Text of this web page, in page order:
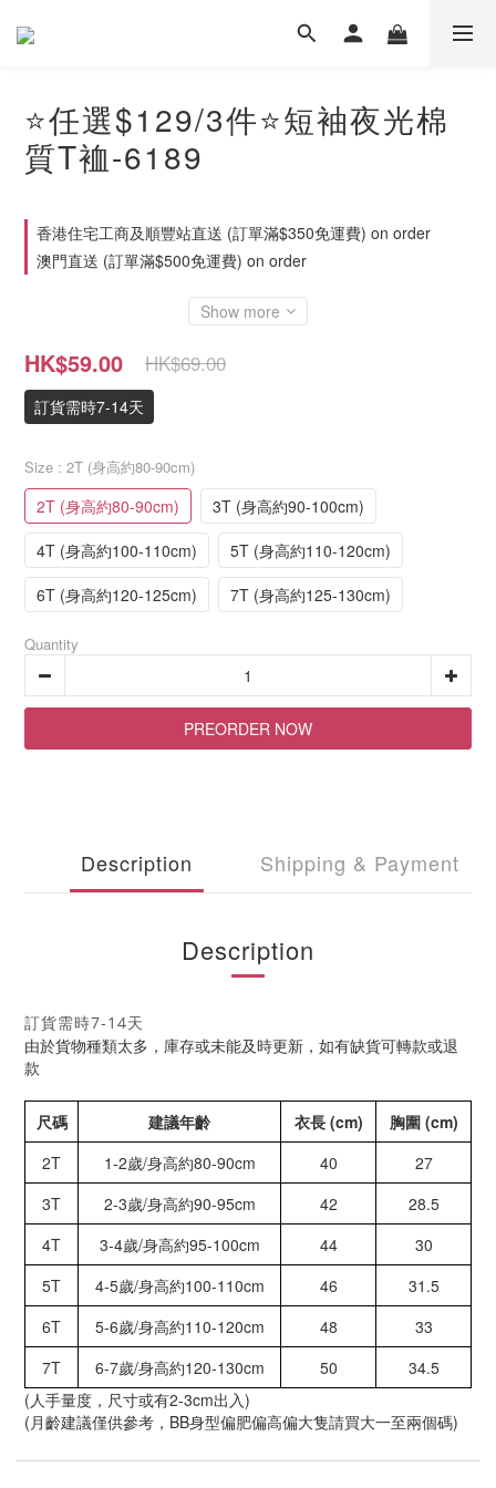
⭐任選$129/3件⭐短袖夜光棉
質T裇-6189
香港住宅工商及順豐站直送 (訂單滿$350免運費) on order
澳門直送 (訂單滿$500免運費) on order
Show more
HK$59.00 HK$69.00
訂貨需時7-14天
Size : 2T (身高約80-90cm)
2T (身高約80-90cm)
3T (身高約90-100cm)
4T (身高約100-110cm)
5T (身高約110-120cm)
6T (身高約120-125cm)
7T (身高約125-130cm)
Quantity
PREORDER NOW
Description Shipping & Payment
Description
訂貨需時7-14天
由於貨物種類太多，庫存或未能及時更新，如有缺貨可轉款或退
款
尺碼 建議年齡 衣長 (cm)
胸圍 (cm)
2T
1-2歲/身高約80-90cm 40
27
3T
2-3歲/身高約90-95cm 42
28.5
4T
3-4歲/身高約95-100cm 44
30
5T
4-5歲/身高約100-110cm 46
31.5
6T
5-6歲/身高約110-120cm 48
33
7T
6-7歲/身高約120-130cm 50
34.5
(人手量度，尺寸或有2-3cm出入)
(月齡建議僅供參考，BB身型偏肥偏高偏大隻請買大一至兩個碼)